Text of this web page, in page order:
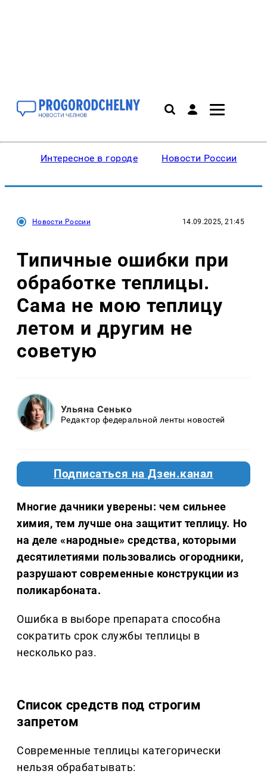
Интересное в городе Новости России
Новости России 14.09.2025, 21:45
Типичные ошибки при
обработке теплицы.
Сама не мою теплицу
летом и другим не
советую
Ульяна Сенько
Редактор федеральной ленты новостей
Подписаться на Дзен.канал
Многие дачники уверены: чем сильнее
химия, тем лучше она защитит теплицу. Но
на деле «народные» средства, которыми
десятилетиями пользовались огородники,
разрушают современные конструкции из
поликарбоната.
Ошибка в выборе препарата способна
сократить срок службы теплицы в
несколько раз.
Список средств под строгим
запретом
Современные теплицы категорически
нельзя обрабатывать: